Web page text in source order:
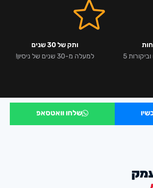
אלפי לקוחות מרוצים וביקורות 5
ותק של 30 שנים
למעלה מ-30 שנים של ניסיון!
שלחו וואטסאפ